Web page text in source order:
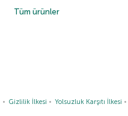
Tüm ürünler
Gizlilik İlkesi Yolsuzluk Karşıtı İlkesi